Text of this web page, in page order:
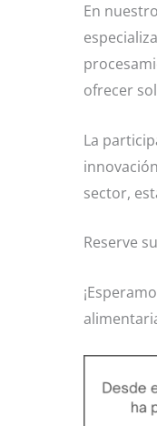
En
ofrecer
La
sector,
Reserve